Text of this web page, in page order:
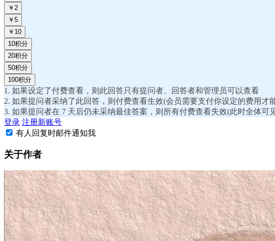
￥2
￥5
￥10
10积分
20积分
50积分
100积分
1. 如果设定了付费查看，则此回答只有提问者、回答者和管理员可以查看
2. 如果提问者采纳了此回答，则付费查看生效(会员需要支付你设定的费用
3. 如果提问者在 7 天后仍未采纳最佳答案，则所有付费查看失效(此时全体可
登录 注册新账号
有人回复时邮件通知我
关于作者